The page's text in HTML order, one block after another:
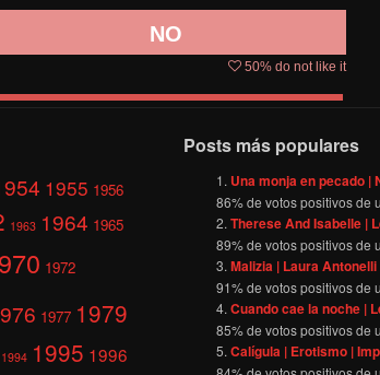
NO
50% do not like it
1955 1956
1963 1964 1965
1972
1977 1979
1994 1995 1996
Posts más populares
Una monja en pecado |
86% de votos positivos de
Therese And Isabelle |
89% de votos positivos de
Malizia | Laura
91% de votos positivos de
Cuando cae la noche |
85% de votos positivos de
Calígula | Erotismo |